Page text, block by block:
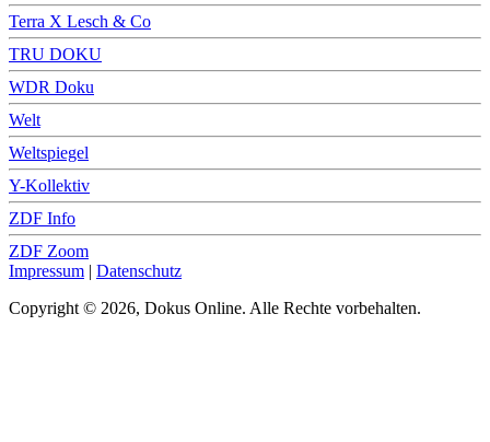
Terra X Lesch & Co
TRU DOKU
WDR Doku
Welt
Weltspiegel
Y-Kollektiv
ZDF Info
ZDF Zoom
Impressum | Datenschutz
Copyright © 2026, Dokus Online. Alle Rechte vorbehalten.